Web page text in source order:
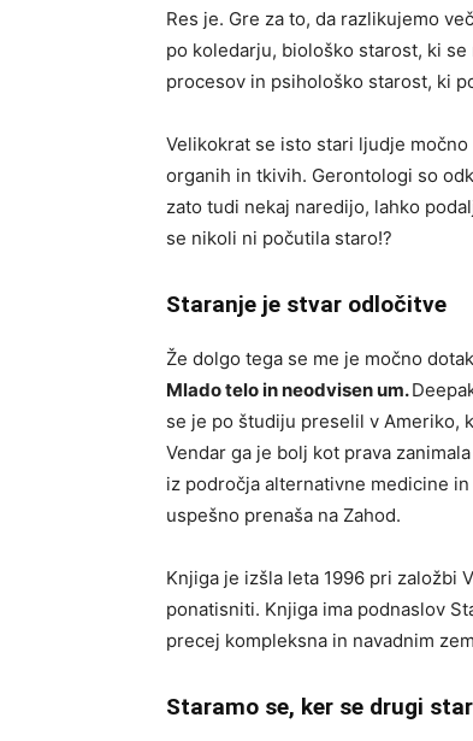
Res je. Gre za to, da razlikujemo
po koledarju, biološko starost, ki
procesov in psihološko starost, ki
Velikokrat se isto stari ljudje
organih in tkivih. Gerontologi so
zato tudi nekaj naredijo, lahko
se nikoli ni počutila staro!?
Staranje je stvar odločitve
Že dolgo tega se me je močno
Mlado telo in neodvisen um.
se je po študiju preselil v Ameriko,
Vendar ga je bolj kot prava
iz področja alternativne medicine
uspešno prenaša na Zahod.
Knjiga je izšla leta 1996 pri založbi
ponatisniti. Knjiga ima podnaslov
precej kompleksna in navadnim
Staramo se, ker se drugi